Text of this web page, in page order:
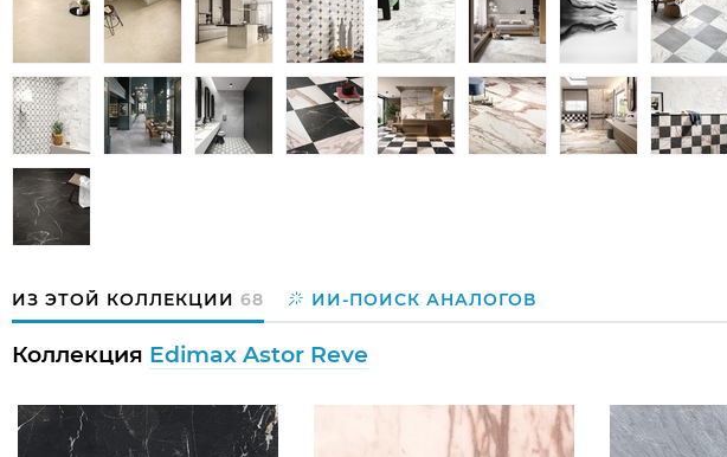
ИЗ ЭТОЙ КОЛЛЕКЦИИ 68 ИИ-ПОИСК АНАЛОГОВ
Коллекция Edimax Astor Reve